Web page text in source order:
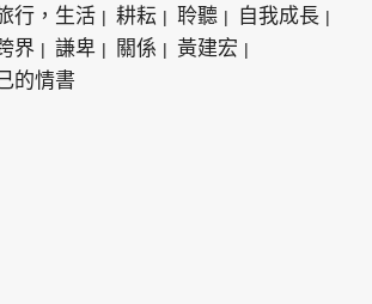
行，生活
耕耘 聆聽
自我成長
界
謙卑 關係
黃建宏
的情書